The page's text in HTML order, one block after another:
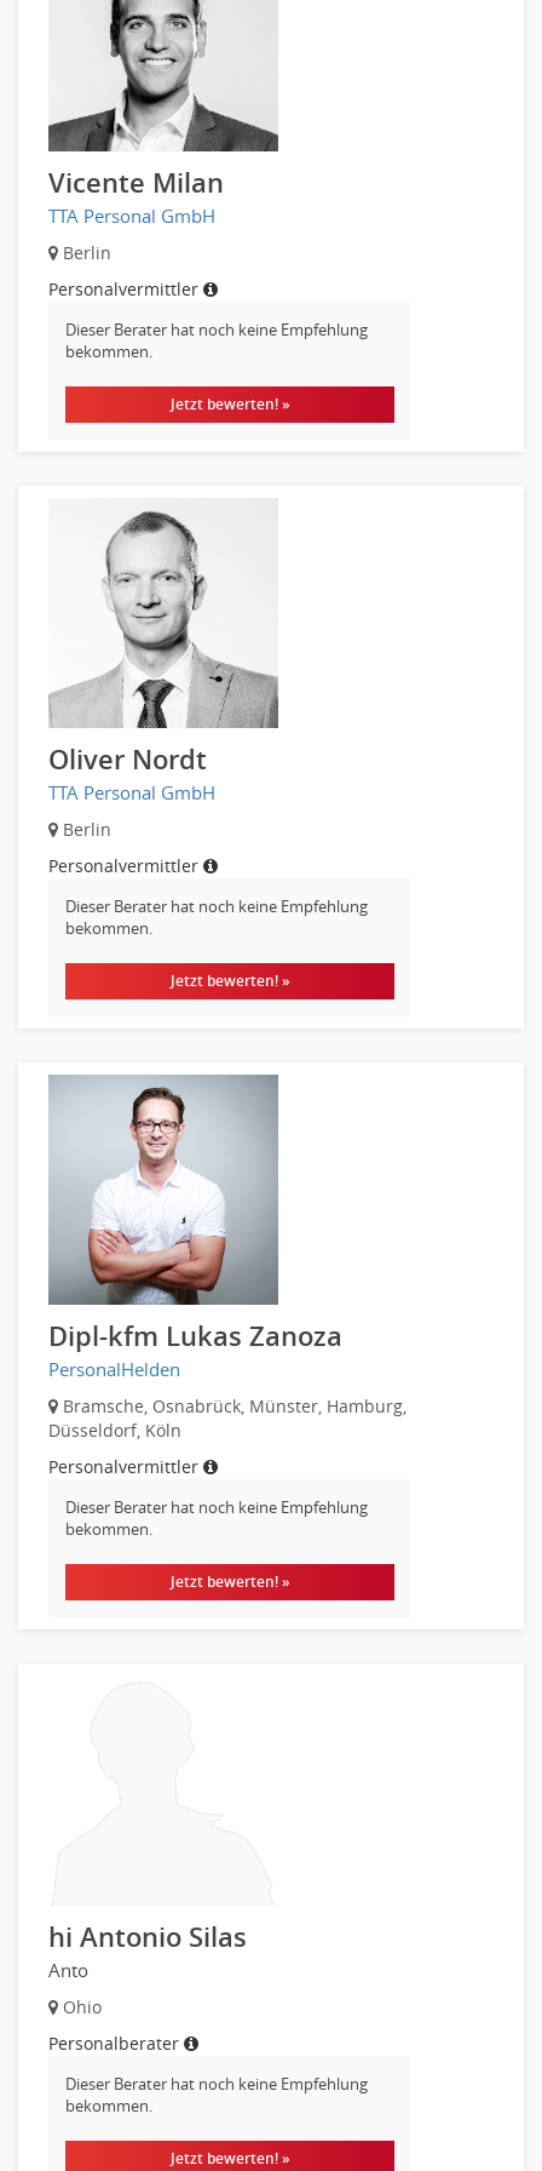
Unterricht: Grundschule
Unterricht: Sekundarstufe
Architektur
Fotografie, Video
Medien-, Screen-, Webdesign
Modedesign, Schmuckdesign
Produktdesign, Industriedesign
Theater, Schauspiel, Musik, Tanz
Beschaffungslogistik
Disposition
Einkauf
Logistik
Lagerlogistik
Einkauf, Materialwirtschaft & Logistik Leitung, Teamleitung
Materialwirtschaft
Produktionslogistik
Einkauf, Materialwirtschaft & Logistik Prozessmanagement
Supply-Chain-Management
Anlagenbuchhaltung
Controlling
Debitorenbuchhaltung
Kreditorenbuchhaltung
Finanzen Prozessmanagement
Steuern
Wirtschaftsprüfung
Arbeitssicherheit
Montage
Beauty, Wellness
Elektrik, Sanitär, Heizung, Klima
Fertigung, Produktion
Gastronomie, Hotellerie
Holzhandwerk
Handwerk, Dienstleistung & Fertigung Leitung, Teamleitung
Maler, Lackierer
Mechaniker
Metallhandwerk
Nahrungsmittelherstellung, -verarbeitung
Raumgestaltung
Reiseverkehr, Touristik
Elektrotechnik, Elektronik
Energie und Umwelttechnik
Entwicklung
gebaeude-versorgungs-sicherheitstechnik
Kunststofftechnik
Leitung, Teamleitung
Materialwissenschaft
Mechatronik
Optiker, Akustiker
Vicente Milan
TTA Personal GmbH
Berlin
Personalvermittler
Dieser Berater hat noch keine Empfehlung
bekommen.
Jetzt bewerten! »
Oliver Nordt
TTA Personal GmbH
Berlin
Personalvermittler
Dieser Berater hat noch keine Empfehlung
bekommen.
Jetzt bewerten! »
Dipl-kfm Lukas Zanoza
PersonalHelden
Bramsche, Osnabrück, Münster, Hamburg,
Düsseldorf, Köln
Personalvermittler
Dieser Berater hat noch keine Empfehlung
bekommen.
Jetzt bewerten! »
hi Antonio Silas
Anto
Ohio
Personalberater
Dieser Berater hat noch keine Empfehlung
bekommen.
Jetzt bewerten! »